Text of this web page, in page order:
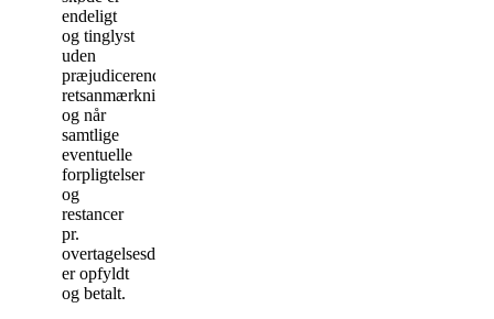
endeligt
og tinglyst
uden
præjudicerende
retsanmærkninger,
og når
samtlige
eventuelle
forpligtelser
og
restancer
pr.
overtagelsesdagen
er opfyldt
og betalt.